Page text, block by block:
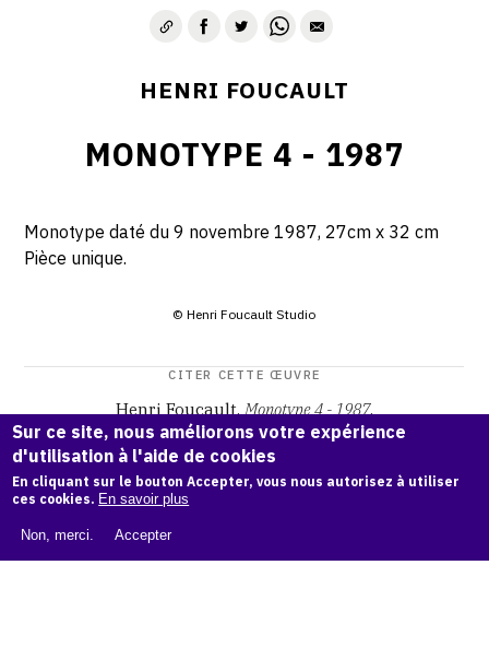
HENRI FOUCAULT
MONOTYPE 4 - 1987
Monotype daté du 9 novembre 1987, 27cm x 32 cm
Pièce unique.
© Henri Foucault Studio
CITER CETTE ŒUVRE
Henri Foucault, Monotype 4 - 1987.
Catalogue raisonné Henri Foucault, OAM.ark:38997/o16m
b5
COPIER LA CITATION
Sur ce site, nous améliorons votre expérience
d'utilisation à l'aide de cookies
En cliquant sur le bouton Accepter, vous nous autorisez à utiliser
ces cookies. En savoir plus
Non, merci. Accepter